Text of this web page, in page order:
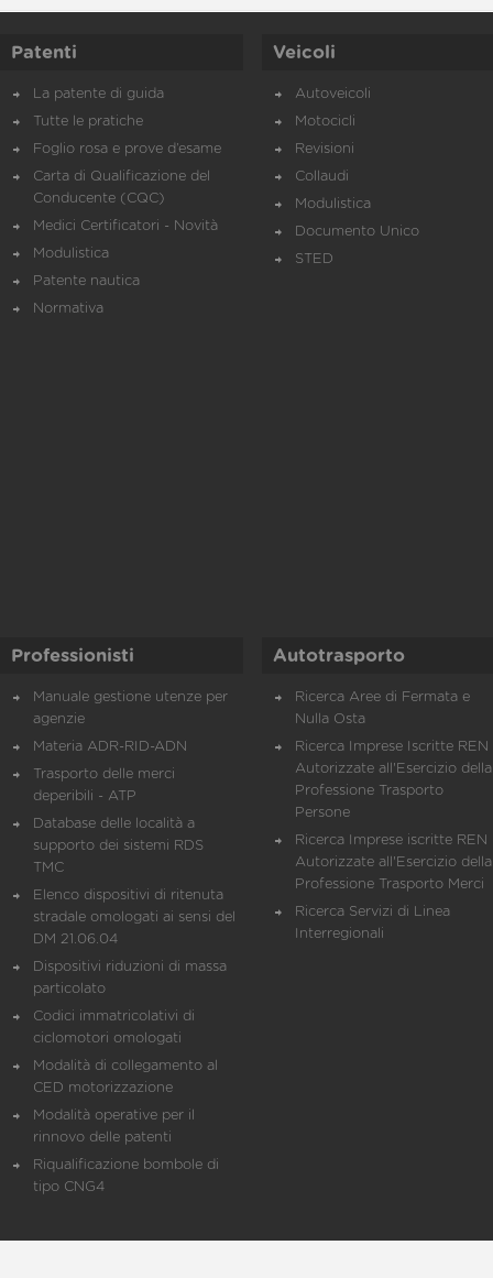
Patenti
La patente di guida
Tutte le pratiche
Foglio rosa e prove d’esame
Carta di Qualificazione del
Conducente (CQC)
Medici Certificatori - Novità
Modulistica
Patente nautica
Normativa
Veicoli
Autoveicoli
Motocicli
Revisioni
Collaudi
Modulistica
Documento Unico
STED
Professionisti
Manuale gestione utenze per
agenzie
Materia ADR-RID-ADN
Trasporto delle merci
deperibili - ATP
Database delle località a
supporto dei sistemi RDS
TMC
Elenco dispositivi di ritenuta
stradale omologati ai sensi del
DM 21.06.04
Dispositivi riduzioni di massa
particolato
Codici immatricolativi di
ciclomotori omologati
Modalità di collegamento al
CED motorizzazione
Modalità operative per il
rinnovo delle patenti
Riqualificazione bombole di
tipo CNG4
Autotrasporto
Ricerca Aree di Fermata e
Nulla Osta
Ricerca Imprese Iscritte REN
Autorizzate all'Esercizio della
Professione Trasporto
Persone
Ricerca Imprese iscritte REN
Autorizzate all'Esercizio della
Professione Trasporto Merci
Ricerca Servizi di Linea
Interregionali